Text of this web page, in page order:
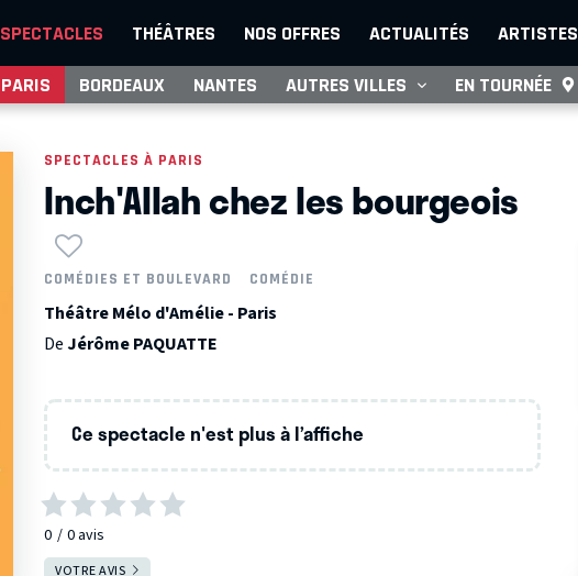
SPECTACLES THÉÂTRES NOS OFFRES ACTUALITÉS ARTISTES
PARIS BORDEAUX NANTES AUTRES VILLES EN TOURNÉE
SPECTACLES À PARIS
Inch'Allah chez les bourgeois
COMÉDIES ET BOULEVARD COMÉDIE
Théâtre Mélo d'Amélie - Paris
DeJérôme PAQUATTE
Ce spectacle n'est plus à l’affiche
0 0avis
VOTRE AVIS